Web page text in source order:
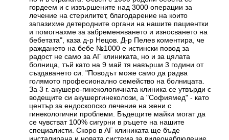
гордеем и с извършените над 3000 операции за
лечение на стерилитет, благодарение на които
запазихме детеродните органи на нашите пациентки
и помогнахме за забременяването и износването на
бебетата", каза д-р Нецов. Д-р Пелев коментира, че
раждането на бебе №1000 е истински повод за
радост не само за АГ клиниката, но и за цялата
болница, тъй като на 9 май тя навърши 3 години от
създаването си. "Поводът може само да радва
голямото професионално семейство на болницата.
За 3 г. акушеро-гинекологичната клиника се утвърди с
водещите си акушергинеколози, а "Софиямед" - като
център за ендоскопско лечение на жени с
гинекологични проблеми. Бъдещите майки могат да
се чувстват 100% сигурни в ръцете на нашите
специалисти. Скоро в АГ клиниката ще бъде
инсталирана и новата система за видеонаблюдение.